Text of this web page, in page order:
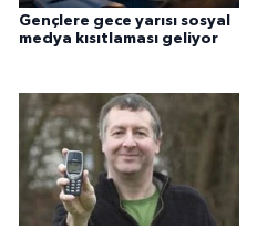
Gençlere gece yarısı sosyal
medya kısıtlaması geliyor